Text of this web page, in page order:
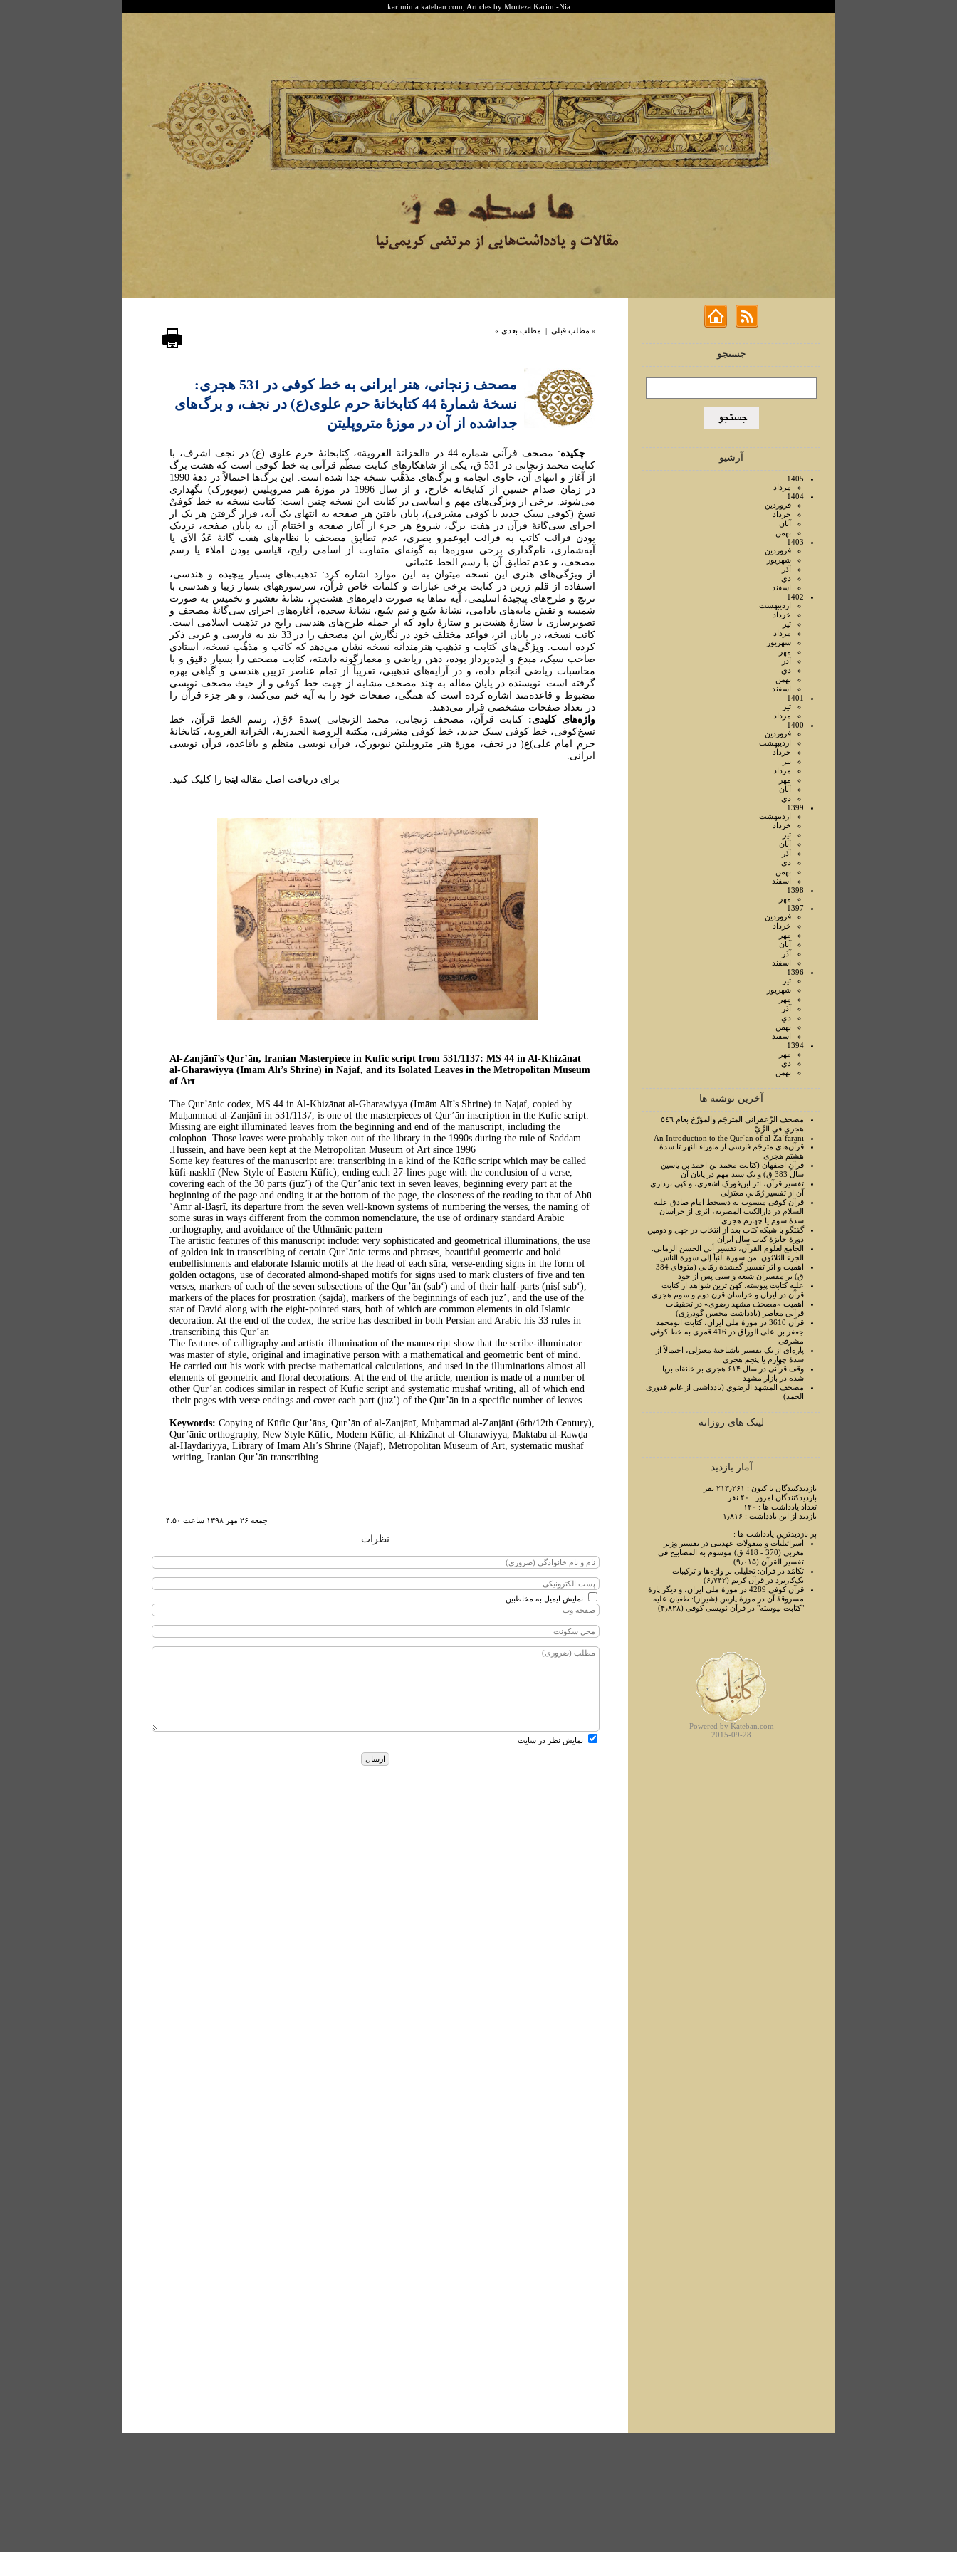
kariminia.kateban.com, Articles by Morteza Karimi-Nia
جستجو
آرشیو
1405
مرداد
1404
فروردين
خرداد
آبان
بهمن
1403
فروردين
شهريور
آذر
دي
اسفند
1402
ارديبهشت
خرداد
تير
مرداد
شهريور
مهر
آذر
دي
بهمن
اسفند
1401
تير
مرداد
1400
فروردين
ارديبهشت
خرداد
تير
مرداد
مهر
آبان
دي
1399
ارديبهشت
خرداد
تير
آبان
آذر
دي
بهمن
اسفند
1398
مهر
1397
فروردين
خرداد
مهر
آبان
آذر
اسفند
1396
تير
شهريور
مهر
آذر
دي
بهمن
اسفند
1394
مهر
دي
بهمن
آخرین نوشته ها
مصحف الزّعفراني المترجَم والمؤرّخ بعام ٥٤٦
هجري في الرَّيّ
An Introduction to the Qurʾān of al-Zaʿfarānī
قرآن‌های مترجَم فارسی از ماوراء النهر تا سدۀ
هشتم هجری
قرآنِ اصفهان (کتابت محمد بن احمد بن یاسین
سال 383 ق) و یک سند مهم در پایان آن
تفسیر قرآن، اثر ابن‌فورکِ اشعری، و کپی برداری
آن از تفسیر رُمّانیِ معتزلی
قرآن کوفی منسوب به دستخط امام صادق علیه
السلام در دارالکتب المصرية، اثری از خراسان
سدۀ سوم یا چهارم هجری
گفتگو با شبکه کتاب بعد از انتخاب در چهل و دومین
دورۀ جایزۀ کتاب سال ایران
الجامع لعلوم القرآن، تفسير أبي الحسن الرماني:
الجزء الثلاثون: من سورة النبأ إلی سورة الناس
اهمیت و اثر تفسیر گمشدۀ رمّانی (متوفای 384
ق) بر مفسران شیعه و سنی پس از خود
علیه کتابت پیوسته: کهن ترین شواهد از کتابت
قرآن در ایران و خراسان قرن دوم و سوم هجری
اهمیت «مصحف مشهد رضوی» در تحقیقات
قرآنی معاصر (یادداشت محسن گودرزی)
قرآن 3610 در موزۀ ملی ایران، کتابت ابومحمد
جعفر بن علی الوراق در 416 قمری به خط کوفی
مشرقی
پاره‌ای از یک تفسیر ناشناختۀ معتزلی، احتمالاً از
سدۀ چهارم یا پنجم هجری
وقف قرآنی در سال ۶۱۴ هجری بر خانقاه برپا
شده در بازار مشهد
مصحف المشهد الرضوي (یادداشتی از غانم قدوری
الحمد)
لینک های روزانه
آمار بازدید
بازدیدکنندگان تا کنون : ۲۱۳٫۲۶۱ نفر
بازدیدکنندگان امروز : ۴۰ نفر
تعداد یادداشت ها : ۱۲۰
بازدید از این یادداشت : ۱٫۸۱۶
پر بازدیدترین یادداشت ها :
اسرائیلیات و منقولات عهدینی در تفسیر وزیر
مغربی (370 - 418 ق) موسوم به المصابیح في
تفسیر القرآن (۹٫۰۱۵)
تکامَد در قرآن: تحلیلی بر واژه‌ها و ترکیبات
تک‌کاربرد در قرآن کریم (۶٫۷۴۲)
قرآن کوفی 4289 در موزۀ ملی ایران، و دیگر پارۀ
مسروقۀ آن در موزۀ پارس (شیراز): طغیان علیه
"کتابت پیوسته" در قرآن نویسی کوفی (۴٫۸۲۸)
Powered by Kateban.com
2015-09-28
« مطلب قبلی | مطلب بعدی »
مصحف زنجانی، هنر ایرانی به خط کوفی در 531 هجری:
نسخۀ شمارۀ 44 کتابخانۀ حرم علوی(ع) در نجف، و برگ‌های
جداشده از آن در موزۀ متروپلیتن
چکیده
: مصحف قرآنی شماره 44 در «الخزانة الغرویة»، کتابخانۀ حرم علوی (ع) در نجف اشرف، با
کتابت محمد زنجانی در 531 ق، یکی از شاهکارهای کتابت منظّم قرآنی به خط کوفی است که هشت برگ
از آغاز و انتهای آن، حاوی انجامه و برگ‌های مذَهَّب نسخه جدا شده است. این برگ‌ها احتمالاً در دهۀ 1990
در زمان صدام حسین از کتابخانه خارج، و از سال 1996 در موزۀ هنر متروپلیتن (نیویورک) نگهداری
می‌شوند. برخی از ویژگی‌های مهم و اساسی در کتابت این نسخه چنین است: کتابت نسخه به خط کوفیْ
نسخ (کوفی سبک جدید یا کوفی مشرقی)، پایان یافتن هر صفحه به انتهای یک آیه، قرار گرفتن هر یک از
اجزای سی‌گانۀ قرآن در هفت برگ، شروع هر جزء از آغاز صفحه و اختتام آن به پایان صفحه، نزدیک
بودن قرائت کاتب به قرائت ابوعمرو بصری، عدم تطابق مصحف با نظام‌های هفت گانۀ عَدّ الآی یا
آیه‌شماری، نام‌گذاری برخی سوره‌ها به گونه‌ای متفاوت از اسامی رایج، قیاسی بودن املاء یا رسم
مصحف، و عدم تطابق آن با رسم الخط عثمانی.
از ویژگی‌های هنری این نسخه میتوان به این موارد اشاره کرد: تذهیب‌های بسیار پیچیده و هندسی،
استفاده از قلم زرین در کتابت برخی عبارات و کلمات خاص قرآن، سرسورههای بسیار زیبا و هندسی با
ترنج و طرح‌های پیچیدۀ اسلیمی، آیه نماها به صورت دایره‌های هشت‌پر، نشانۀ تعشیر و تخمیس به صورت
شمسه و نقش مایه‌های بادامی، نشانۀ سُبع و نیم سُبع، نشانۀ سجده، آغازه‌های اجزای سی‌گانۀ مصحف و
تصویرسازی با ستارۀ هشت‌پر و ستارۀ داود که از جمله طرح‌های هندسی رایج در تذهیب اسلامی است.
کاتب نسخه، در پایان اثر، قواعد مختلف خود در نگارش این مصحف را در 33 بند به فارسی و عربی ذکر
کرده است. ویژگی‌های کتابت و تذهیب هنرمندانه نسخه نشان می‌دهد که کاتب و مذهِّب نسخه، استادی
صاحب سبک، مبدع و ایده‌پرداز بوده، ذهن ریاضی و معمارگونه داشته، کتابت مصحف را بسیار دقیق و با
محاسبات ریاضی انجام داده، و در آرایه‌های تذهیبی، تقریباً از تمام عناصر تزیین هندسی و گیاهی بهره
گرفته است. نویسنده در پایان مقاله به چند مصحف مشابه از جهت خط کوفی و از حیث مصحف نویسی
مضبوط و قاعده‌مند اشاره کرده است که همگی، صفحات خود را به آیه ختم می‌کنند، و هر جزء قرآن را
در تعداد صفحات مشخصی قرار می‌دهند.
واژه‌های کلیدی:
کتابت قرآن، مصحف زنجانی، محمد الزنجانی )سدۀ ۶ق(، رسم الخط قرآن، خط
نسخ‌کوفی، خط کوفی سبک جدید، خط کوفی مشرقی، مکتبة الروضة الحیدریة، الخزانة الغرویة، کتابخانۀ
حرم امام علی)ع( در نجف، موزۀ هنر متروپلیتن نیویورک، قرآن نویسی منظم و باقاعده، قرآن نویسی
ایرانی.
برای دریافت اصل مقاله اینجا را کلیک کنید.
Al-Zanjānī’s Qur’ān, Iranian Masterpiece in Kufic script from 531/1137: MS 44 in Al-Khizānat
al-Gharawiyya (Imām Alī’s Shrine) in Najaf, and its Isolated Leaves in the Metropolitan Museum
of Art
The Qur’ānic codex, MS 44 in Al-Khizānat al-Gharawiyya (Imām Alī’s Shrine) in Najaf, copied by
Muḥammad al-Zanjānī in 531/1137, is one of the masterpieces of Qur’ān inscription in the Kufic script.
Missing are eight illuminated leaves from the beginning and end of the manuscript, including the
colophon. Those leaves were probably taken out of the library in the 1990s during the rule of Saddam
Hussein, and have been kept at the Metropolitan Museum of Art since 1996.
Some key features of the manuscript are: transcribing in a kind of the Kūfic script which may be called
kūfi-naskhī (New Style of Eastern Kūfic), ending each 27-lines page with the conclusion of a verse,
covering each of the 30 parts (juz’) of the Qur’ānic text in seven leaves, beginning every part at the
beginning of the page and ending it at the bottom of the page, the closeness of the reading to that of Abū
ʿAmr al-Baṣrī, its departure from the seven well-known systems of numbering the verses, the naming of
some sūras in ways different from the common nomenclature, the use of ordinary standard Arabic
orthography, and avoidance of the Uthmānic pattern.
The artistic features of this manuscript include: very sophisticated and geometrical illuminations, the use
of golden ink in transcribing of certain Qur’ānic terms and phrases, beautiful geometric and bold
embellishments and elaborate Islamic motifs at the head of each sūra, verse-ending signs in the form of
golden octagons, use of decorated almond-shaped motifs for signs used to mark clusters of five and ten
verses, markers of each of the seven subsections of the Qur’ān (sub‘) and of their half-parts (niṣf sub‘),
markers of the places for prostration (sajda), markers of the beginnings of each juz’, and the use of the
star of David along with the eight-pointed stars, both of which are common elements in old Islamic
decoration. At the end of the codex, the scribe has described in both Persian and Arabic his 33 rules in
transcribing this Qur’an.
The features of calligraphy and artistic illumination of the manuscript show that the scribe-illuminator
was master of style, original and imaginative person with a mathematical and geometric bent of mind.
He carried out his work with precise mathematical calculations, and used in the illuminations almost all
elements of geometric and floral decorations. At the end of the article, mention is made of a number of
other Qur’ān codices similar in respect of Kufic script and systematic muṣḥaf writing, all of which end
their pages with verse endings and cover each part (juz’) of the Qur’ān in a specific number of leaves.
Keywords: Copying of Kūfic Qur’āns, Qur’ān of al-Zanjānī, Muḥammad al-Zanjānī (6th/12th Century),
Qur’ānic orthography, New Style Kūfic, Modern Kūfic, al-Khizānat al-Gharawiyya, Maktaba al-Rawḍa
al-Ḥaydariyya, Library of Imām Alī’s Shrine (Najaf), Metropolitan Museum of Art, systematic muṣḥaf
writing, Iranian Qur’ān transcribing.
جمعه ۲۶ مهر ۱۳۹۸ ساعت ۴:۵۰
نظرات
نمایش ایمیل به مخاطبین
نمایش نظر در سایت